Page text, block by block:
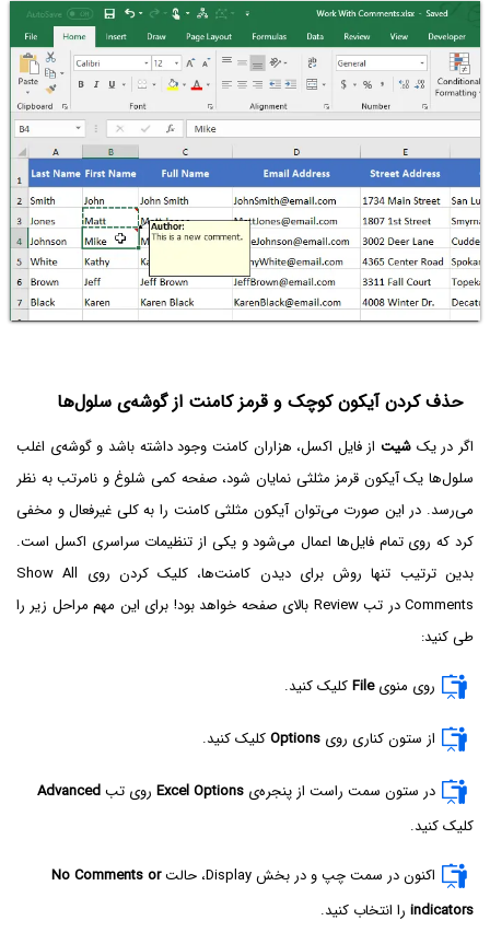
حذف کردن آیکون کوچک و قرمز کامنت از گوشه‌ی سلول‌ها
اگر در یک شیتاز فایل اکسل، هزاران کامنت وجود داشته باشد و گوشه‌ی اغلب
سلول‌ها یک آیکون قرمز مثلثی نمایان شود، صفحه کمی شلوغ و نامرتب به نظر
می‌رسد. در این صورت می‌توان آیکون مثلثی کامنت را به کلی غیرفعال و مخفی
کرد که روی تمام فایل‌ها اعمال می‌شود و یکی از تنظیمات سراسری اکسل است.
بدین ترتیب تنها روش برای دیدن کامنت‌ها، کلیک کردن روی Show All
Comments در تب Review بالای صفحه خواهد بود! برای این مهم مراحل زیر را
طی کنید:
روی منویFileکلیک کنید.
از ستون کناری روی Optionsکلیک کنید.
در ستون سمت راست از پنجره‌ی Excel Options روی تبAdvanced
کلیک کنید.
اکنون در سمت چپ و در بخش Display، حالت
No Comments or
indicators‌ را انتخاب کنید.